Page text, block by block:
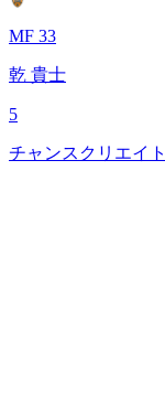
MF 33
乾 貴士
5
チャンスクリエイ